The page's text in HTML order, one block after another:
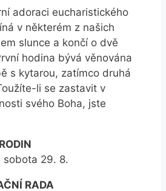
adoraci eucharistického
v některém z našich
slunce a končí o dvě
hodina bývá věnována
s kytarou, zatímco druhá
li se zastavit v
svého Boha, jste
sobota 29. 8.
RADA